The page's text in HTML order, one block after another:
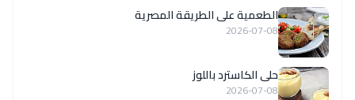
الطعمية على الطريقة المصرية
2026-07-08
حلى الكاسترد باللوز
2026-07-08